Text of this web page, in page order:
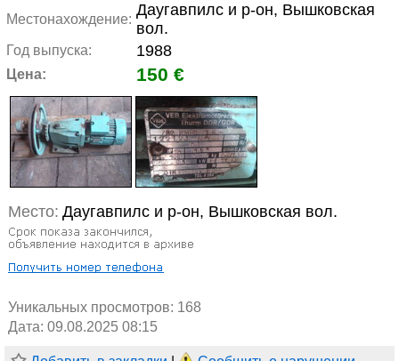
Местонахождение:
Даугавпилс и р-он, Вышковская
вол.
Год выпуска: 1988
Цена: 150 €
Место: Даугавпилс и р-он, Вышковская вол.
Уникальных просмотров: 168
Дата: 09.08.2025 08:15